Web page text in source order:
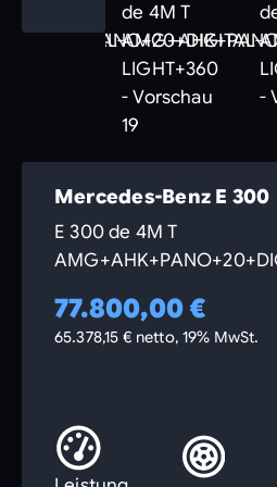
Mercedes-Benz E 300
E 300 de 4M T
77.800,00 €
65.378,15 € netto, 19% MwSt.